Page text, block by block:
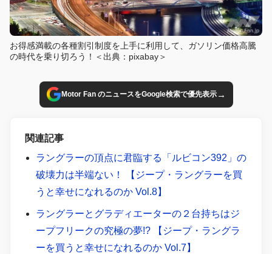
お得感満載の各種割引制度を上手に利用して、ガソリン価格高騰
の時代を乗り切ろう！＜出典：pixabay＞
Motor Fan のニュースをGoogle検索で優先表示→
関連記事
ラングラーの頂点に君臨する「ルビコン392」の
破壊力は半端ない！ 【ジープ・ラングラーを買
うと幸せになれるのか Vol.8】
ラングラーとグラディエーターの２台持ちはジ
ープフリークの究極の夢!? 【ジープ・ラングラ
ーを買うと幸せになれるのか Vol.7】